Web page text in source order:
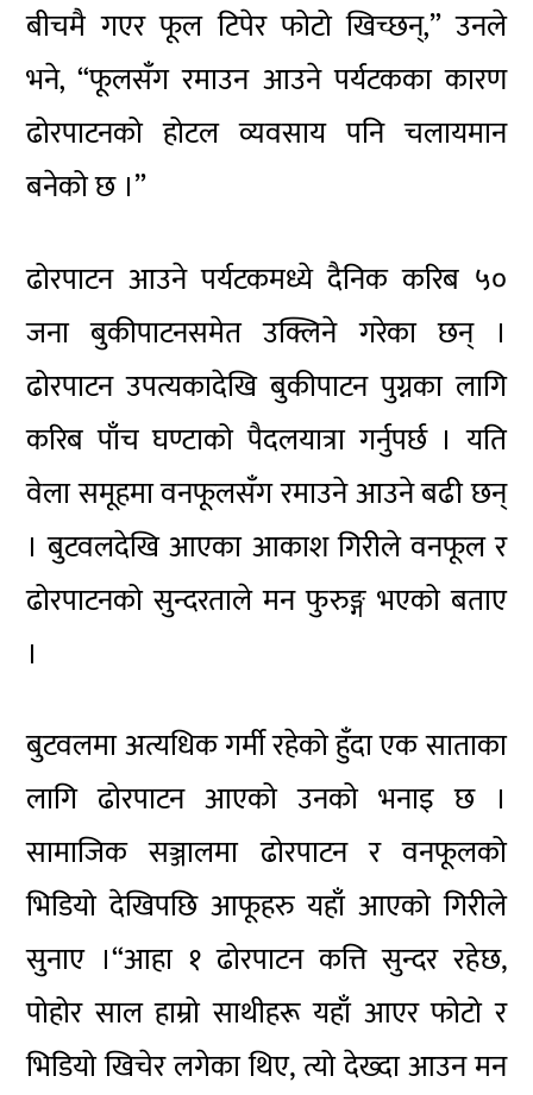
बीचमै गएर फूल टिपेर फोटो खिच्छन्‚” उनले
भने‚ “फूलसँग रमाउन आउने पर्यटकका कारण
ढोरपाटनको होटल व्यवसाय पनि चलायमान
बनेको छ ।”
ढोरपाटन आउने पर्यटकमध्ये दैनिक करिब ५०
जना बुकीपाटनसमेत उक्लिने गरेका छन् ।
ढोरपाटन उपत्यकादेखि बुकीपाटन पुग्नका लागि
करिब पाँच घण्टाको पैदलयात्रा गर्नुपर्छ । यति
वेला समूहमा वनफूलसँग रमाउने आउने बढी छन्
। बुटवलदेखि आएका आकाश गिरीले वनफूल र
ढोरपाटनको सुन्दरताले मन फुरुङ्ग भएको बताए
।
बुटवलमा अत्यधिक गर्मी रहेको हुँदा एक साताका
लागि ढोरपाटन आएको उनको भनाइ छ ।
सामाजिक सञ्जालमा ढोरपाटन र वनफूलको
भिडियो देखिपछि आफूहरु यहाँ आएको गिरीले
सुनाए ।“आहा १ ढोरपाटन कत्ति सुन्दर रहेछ,
पोहोर साल हाम्रो साथीहरू यहाँ आएर फोटो र
भिडियो खिचेर लगेका थिए, त्यो देख्दा आउन मन